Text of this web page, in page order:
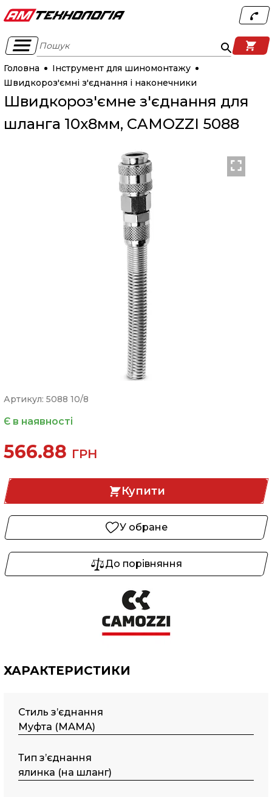
Пошук
Головна
Інструмент для шиномонтажу
Швидкороз'ємні з'єднання і наконечники
Швидкороз'ємне з'єднання для
шланга 10х8мм, CAMOZZI 5088
Артикул: 5088 10/8
Є в наявності
566.88 ГРН
Купити
У обране
До порівняння
ХАРАКТЕРИСТИКИ
Стиль з’єднання
Муфта (МАМА)
Тип з’єднання
ялинка (на шланг)